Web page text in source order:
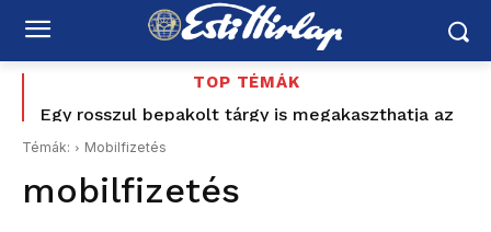
TOP TÉMÁK
Egy rosszul bepakolt tárgy is megakaszthatja az
indulást – így készüljön a repülőtéri poggyásszal
Lenny Kravitz, a rocklegenda ismét meghódította
Témák: Mobilfizetés
mobilfizetés